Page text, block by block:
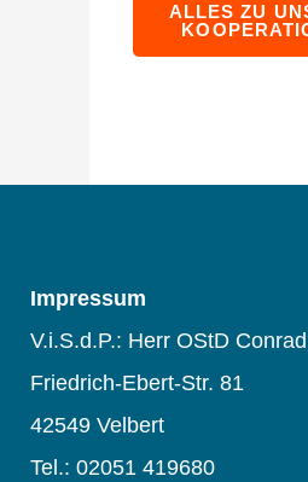
ALLES ZU
Impressum
V.i.S.d.P.: Herr OStD
Friedrich-Ebert-Str. 81
42549 Velbert
Tel.: 02051 419680